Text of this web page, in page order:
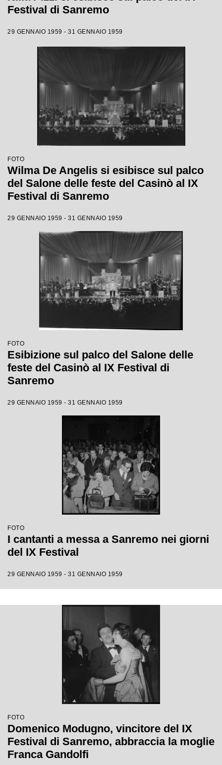
Festival di Sanremo
29 GENNAIO 1959 - 31 GENNAIO 1959
FOTO
Wilma De Angelis si esibisce sul palco
del Salone delle feste del Casinò al IX
Festival di Sanremo
29 GENNAIO 1959 - 31 GENNAIO 1959
FOTO
Esibizione sul palco del Salone delle
feste del Casinò al IX Festival di
Sanremo
29 GENNAIO 1959 - 31 GENNAIO 1959
FOTO
I cantanti a messa a Sanremo nei giorni
del IX Festival
29 GENNAIO 1959 - 31 GENNAIO 1959
FOTO
Domenico Modugno, vincitore del IX
Festival di Sanremo, abbraccia la moglie
Franca Gandolfi